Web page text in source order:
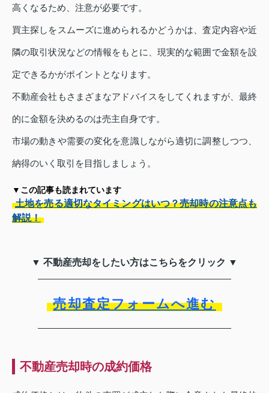
高くなるため、注意が必要です。
買主探しをスムーズに進められるかどうかは、査定内容や近
隣の取引状況などの情報をもとに、現実的な範囲で金額を設
定できるかがポイントとなります。
不動産会社もさまざまなアドバイスをしてくれますが、最終
的に金額を決めるのは売主自身です。
市場の動きや需要の変化を意識しながら適切に調整しつつ、
納得のいく取引を目指しましょう。
▼この記事も読まれています
土地を売る適切なタイミングはいつ？売却時の注意点も
解説！
▼ 不動産売却をしたい方はこちらをクリック ▼
売却査定フォームへ進む
不動産売却時の成約価格